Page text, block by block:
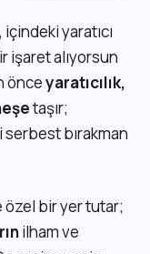
, içindeki yaratıcı
işaret alıyorsun
önceyaratıcılık,
taşır;
serbest bırakman
bir yer tutar;
ilham ve